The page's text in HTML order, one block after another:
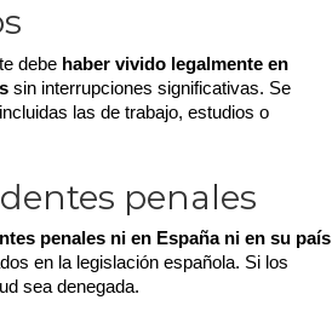
debe haber vivido legalmente en
sin interrupciones significativas. Se
las de trabajo, estudios o
penales
penales ni en España ni en su país
en la legislación española. Si los
sea denegada.